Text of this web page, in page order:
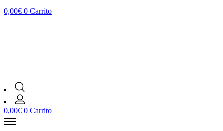
0,00€ 0 Carrito
0,00€ 0 Carrito